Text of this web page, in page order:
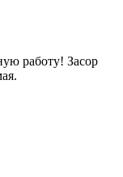
работу! Засор